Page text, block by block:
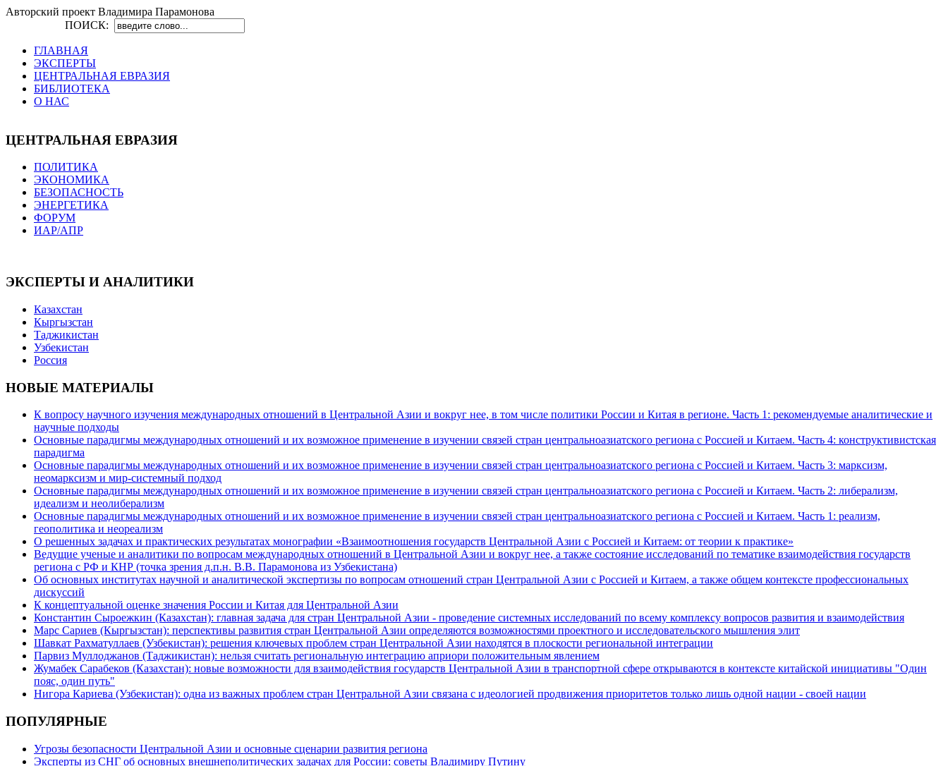
Авторский проект Владимира Парамонова
ПОИСК:
ГЛАВНАЯ
ЭКСПЕРТЫ
ЦЕНТРАЛЬНАЯ ЕВРАЗИЯ
БИБЛИОТЕКА
О НАС
ЦЕНТРАЛЬНАЯ ЕВРАЗИЯ
ПОЛИТИКА
ЭКОНОМИКА
БЕЗОПАСНОСТЬ
ЭНЕРГЕТИКА
ФОРУМ
ИАР/АПР
ЭКСПЕРТЫ И АНАЛИТИКИ
Казахстан
Кыргызстан
Таджикистан
Узбекистан
Россия
НОВЫЕ МАТЕРИАЛЫ
К вопросу научного изучения международных отношений в Центральной Азии и вокруг нее, в том числе политики России и Китая в регионе. Часть 1: рекомендуемые аналитические и
научные подходы
Основные парадигмы международных отношений и их возможное применение в изучении связей стран центральноазиатского региона с Россией и Китаем. Часть 4: конструктивистская
парадигма
Основные парадигмы международных отношений и их возможное применение в изучении связей стран центральноазиатского региона с Россией и Китаем. Часть 3: марксизм,
неомарксизм и мир-системный подход
Основные парадигмы международных отношений и их возможное применение в изучении связей стран центральноазиатского региона с Россией и Китаем. Часть 2: либерализм,
идеализм и неолиберализм
Основные парадигмы международных отношений и их возможное применение в изучении связей стран центральноазиатского региона с Россией и Китаем. Часть 1: реализм,
геополитика и неореализм
О решенных задачах и практических результатах монографии «Взаимоотношения государств Центральной Азии с Россией и Китаем: от теории к практике»
Ведущие ученые и аналитики по вопросам международных отношений в Центральной Азии и вокруг нее, а также состояние исследований по тематике взаимодействия государств
региона с РФ и КНР (точка зрения д.п.н. В.В. Парамонова из Узбекистана)
Об основных институтах научной и аналитической экспертизы по вопросам отношений стран Центральной Азии с Россией и Китаем, а также общем контексте профессиональных
дискуссий
К концептуальной оценке значения России и Китая для Центральной Азии
Константин Сыроежкин (Казахстан): главная задача для стран Центральной Азии - проведение системных исследований по всему комплексу вопросов развития и взаимодействия
Марс Сариев (Кыргызстан): перспективы развития стран Центральной Азии определяются возможностями проектного и исследовательского мышления элит
Шавкат Рахматуллаев (Узбекистан): решения ключевых проблем стран Центральной Азии находятся в плоскости региональной интеграции
Парвиз Муллоджанов (Таджикистан): нельзя считать региональную интеграцию априори положительным явлением
Жумабек Сарабеков (Казахстан): новые возможности для взаимодействия государств Центральной Азии в транспортной сфере открываются в контексте китайской инициативы "Один
пояс, один путь"
Нигора Кариева (Узбекистан): одна из важных проблем стран Центральной Азии связана с идеологией продвижения приоритетов только лишь одной нации - своей нации
ПОПУЛЯРНЫЕ
Угрозы безопасности Центральной Азии и основные сценарии развития региона
Эксперты из СНГ об основных внешнеполитических задачах для России: советы Владимиру Путину